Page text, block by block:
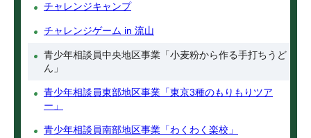
チャレンジキャンプ
チャレンジゲーム in 流山
青少年相談員中央地区事業「小麦粉から作る手打ちうど
ん」
青少年相談員東部地区事業「東京3種のもりもりツア
ー」
青少年相談員南部地区事業「わくわく楽校」